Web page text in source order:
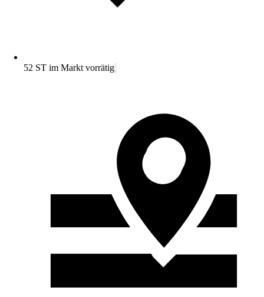
52 ST im Markt vorrätig